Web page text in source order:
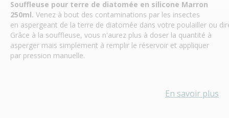
Souffleuse pour terre de diatomée en silicone Marron
250ml. Venez à bout des contaminations par les insectes
en aspergeant de la terre de diatomée dans votre poulailler ou
Grâce à la souffleuse, vous n'aurez plus à doser la quantité à
asperger mais simplement à remplir le réservoir et appliquer
par pression manuelle.
En savoir plus